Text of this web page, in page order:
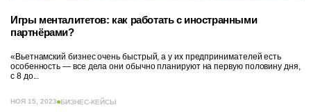
Игры менталитетов: как работать с иностранными
партнёрами?
«Вьетнамский бизнес очень быстрый, а у их предпринимателей есть
особенность — все дела они обычно планируют на первую половину дня,
с 8 до...
НОЯ 15, 2023 БИЗНЕС-КЕЙСЫ